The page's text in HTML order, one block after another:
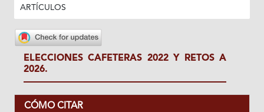
ARTÍCULOS
ELECCIONES CAFETERAS 2022 Y RETOS A
2026.
CÓMO CITAR